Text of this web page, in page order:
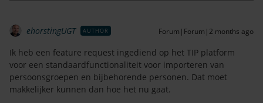
ehorstingUGT AUTHOR Forum|Forum|2 months ago
Ik heb een feature request ingediend op het TIP platform
voor een standaardfunctionaliteit voor importeren van
persoonsgroepen en bijbehorende personen. Dat moet
makkelijker kunnen dan hoe het nu gaat.